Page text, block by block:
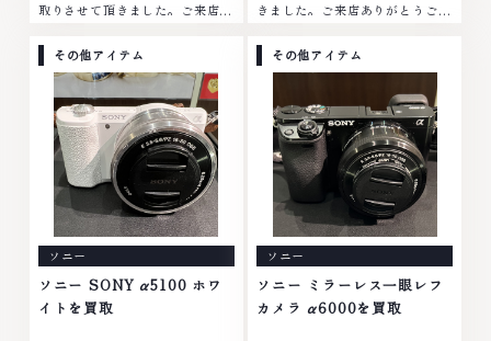
取りさせて頂きました。ご来店あ
取No.1へ挑戦金 プラチナ ダイヤ
モンド ブランド品 ブランド衣類
お酒買取りのことなら、お任せく
ださい。なかでも金・プラチナ等
のアクセサリー・貴金属・宝石・
ダイヤモンド・ジュエリーや ブ
ランド品・時計等は特に自信を持
って、高額査定を実現しておりま
す。 古くて使わなくなってしま
ったアクセサリー、動かなくなっ
てしまった腕時計、多くのお品物
の高価買取りを実現しており、他
店ではお値段の付かなかったお品
きました。ご来店ありがとうござ
戦金 プラチナ ダイヤモンド ブラ
ンド品 ブランド衣類 お酒買取り
のことなら、お任せください。な
かでも金・プラチナ等のアクセサ
リー・貴金属・宝石・ダイヤモン
ド・ジュエリーや ブランド品・
時計等は特に自信を持って、高額
査定を実現しております。 古く
て使わなくなってしまったアクセ
サリー、動かなくなってしまった
腕時計、多くのお品物の高価買取
りを実現しており、他店ではお値
段の付かなかったお品物でも、一
その他アイテム
ソニー
ソニー SONY α5100 ホワ
イトを買取
その他アイテム
ソニー
ソニー ミラーレス一眼レフ
カメラ α6000を買取